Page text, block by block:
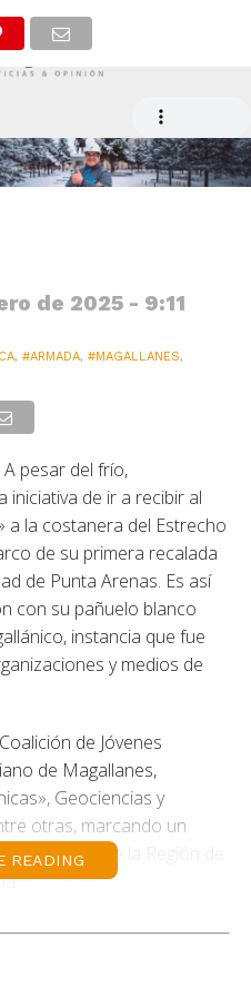
a
de 2025 - 9:11
, #ARMADA, #MAGALLANES,
pesar del frío,
iniciativa de ir a recibir al
a la costanera del Estrecho
de su primera recalada
de Punta Arenas. Es así
con su pañuelo blanco
instancia que fue
y medios de
de Jóvenes
de Magallanes,
Geociencias y
otras, marcando un
la capital de la Región de
y educador
hito relevante en nuestra
al continente Antártico y
READING